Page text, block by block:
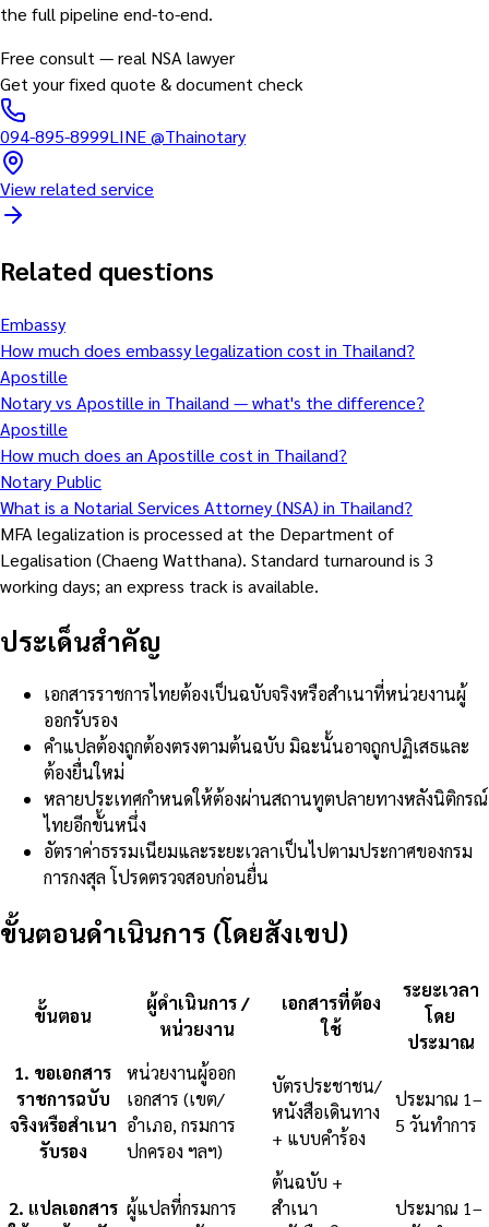
the full pipeline end-to-end.
Free consult — real NSA lawyer
Get your fixed quote & document check
094-895-8999LINE@Thainotary
View related service
Related questions
Embassy
How much does embassy legalization cost in Thailand?
Apostille
Notary vs Apostille in Thailand — what's the difference?
Apostille
How much does an Apostille cost in Thailand?
Notary Public
What is a Notarial Services Attorney (NSA) in Thailand?
MFA legalization is processed at the Department of
Legalisation (Chaeng Watthana). Standard turnaround is 3
working days; an express track is available.
ประเด็นสำคัญ
เอกสารราชการไทยต้องเป็นฉบับจริงหรือสำเนาที่หน่วยงานผู้
ออกรับรอง
คำแปลต้องถูกต้องตรงตามต้นฉบับ มิฉะนั้นอาจถูกปฏิเสธและ
ต้องยื่นใหม่
หลายประเทศกำหนดให้ต้องผ่านสถานทูตปลายทางหลังนิติกรณ์
ไทยอีกขั้นหนึ่ง
อัตราค่าธรรมเนียมและระยะเวลาเป็นไปตามประกาศของกรม
การกงสุล โปรดตรวจสอบก่อนยื่น
ขั้นตอนดำเนินการ (โดยสังเขป)
ขั้นตอน
ผู้ดำเนินการ /
หน่วยงาน
เอกสารที่ต้อง
ใช้
ระยะเวลา
โดย
ประมาณ
1. ขอเอกสาร
ราชการฉบับ
จริงหรือสำเนา
รับรอง
หน่วยงานผู้ออก
เอกสาร (เขต/
อำเภอ, กรมการ
ปกครอง ฯลฯ)
บัตรประชาชน/
หนังสือเดินทาง
+ แบบคำร้อง
ประมาณ 1–
5 วันทำการ
2. แปลเอกสาร ผู้แปลที่กรมการ
ต้นฉบับ +
สำเนา
ประมาณ 1–